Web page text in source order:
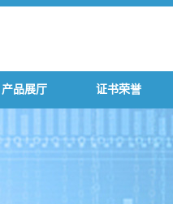
产品展厅 证书荣誉